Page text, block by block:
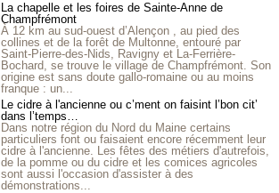
La chapelle et les foires de Sainte-Anne de
Champfrémont
À 12 km au sud-ouest d’Alençon , au pied des
collines et de la forêt de Multonne, entouré par
Saint-Pierre-des-Nids, Ravigny et La-Ferrière-
Bochard, se trouve le village de Champfrémont. Son
origine est sans doute gallo-romaine ou au moins
franque : un...
Le cidre à l'ancienne ou c’ment on faisint l’bon cit’
dans l’temps…
Dans notre région du Nord du Maine certains
particuliers font ou faisaient encore récemment leur
cidre à l'ancienne. Les fêtes des métiers d'autrefois,
de la pomme ou du cidre et les comices agricoles
sont aussi l'occasion d'assister à des
démonstrations...